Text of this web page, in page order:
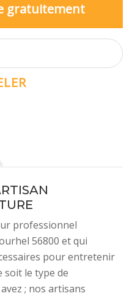
gratuitement
professionnel
56800 et qui
pour entretenir
soit le type de
; nos artisans